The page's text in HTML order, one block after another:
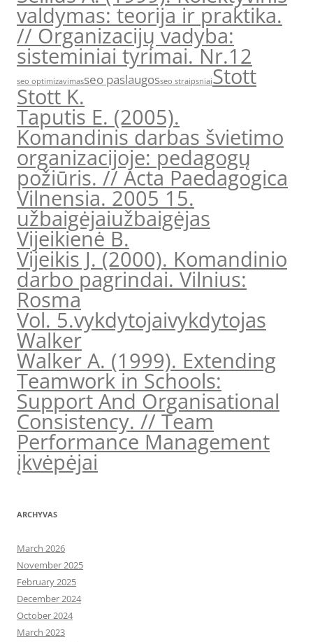
valdymas: teorija ir praktika.
// Organizacijų vadyba:
sisteminiai tyrimai. Nr.12
seo optimizavimasseo paslaugosseo straipsniaiStott
Stott K.
Taputis E. (2005).
Komandinis darbas švietimo
organizacijoje: pedagogų
požiūris. // Acta Paedagogica
Vilnensia. 2005 15.
užbaigėjaiužbaigėjas
Vijeikienė B.
Vijeikis J. (2000). Komandinio
darbo pagrindai. Vilnius:
Rosma
Vol. 5.vykdytojaivykdytojas
Walker
Walker A. (1999). Extending
Teamwork in Schools:
Support And Organisational
Consistency. // Team
Performance Management
įkvėpėjai
ARCHYVAS
March 2026
November 2025
February 2025
December 2024
October 2024
March 2023